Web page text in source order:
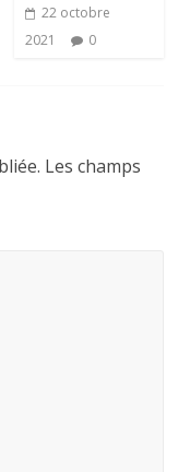
22 octobre
2021
0
Les champs